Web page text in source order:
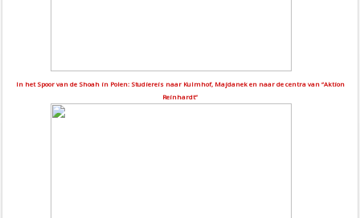
In het Spoor van de Shoah in Polen: Studiereis naar Kulmhof, Majdanek en naar de centra van “Aktion
Reinhardt”